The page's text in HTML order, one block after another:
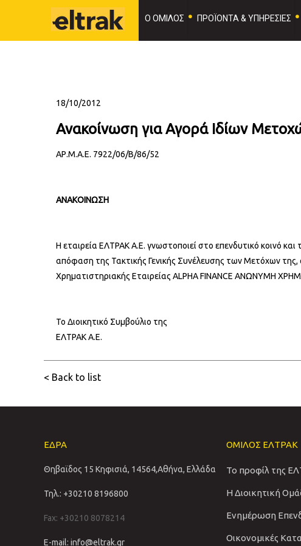
Ο ΟΜΙΛΟΣ ΠΡΟΪΟΝΤΑ & ΥΠΗΡΕΣΙΕΣ
18/10/2012
Ανακοίνωση για Αγορά Ιδίων
ΑΡ.Μ.Α.Ε. 7922/06/Β/86/52
ΑΝΑΚΟΙΝΩΣΗ
Η εταιρεία ΕΛΤΡΑΚ Α.Ε. γνωστοποιεί στο επενδυτικό κοινό
απόφαση της Τακτικής Γενικής Συνέλευσης των Μετόχων
Χρηματιστηριακής Εταιρείας ALPHA FINANCE ΑΝΩΝΥΜΗ
Το Διοικητικό Συμβούλιο της
ΕΛΤΡΑΚ Α.Ε.
< Back to list
ΕΔΡΑ
Θηβαϊδος 15 Κηφισιά, 14564,Αθήνα, Ελλάδα
Τηλ.: +30210 8196800
Fax: +30210 8078214
E-mail: info@eltrak.gr
ΟΜΙΛΟΣ ΕΛΤΡΑΚ
Το προφίλ της
Η Διοικητική
Ενημέρωση
Οικονομικές